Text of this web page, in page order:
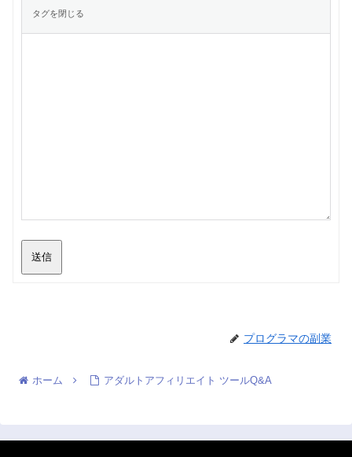
送信
プログラマの副業
ホーム アダルトアフィリエイト ツールQ&A